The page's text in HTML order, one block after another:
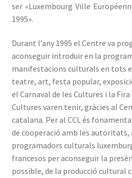
ser «Luxembourg Ville
1995».
Durant l’any 1995 el Centre va
aconseguir introduir en la
manifestacions culturals en tots
teatre, art, festa popular,
el Carnaval de les Cultures i la
Cultures varen tenir, gràcies al
catalana. Per al CCL és
de cooperació amb les autoritats,
programadors culturals
francesos per aconseguir la
possible, de la producció cultural